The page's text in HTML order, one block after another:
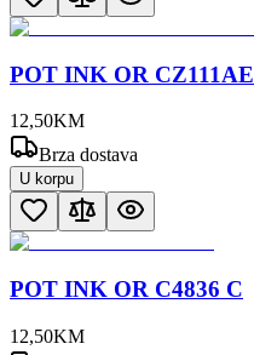
POT INK OR
12,50KM
Brza dostava
U korpu
POT INK OR C4836 C
12,50KM